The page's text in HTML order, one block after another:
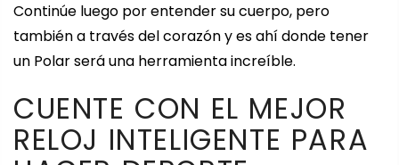
Continúe luego por entender su cuerpo, pero
también a través del corazón y es ahí donde tener
un Polar será una herramienta increíble.
CUENTE CON EL MEJOR
RELOJ INTELIGENTE PARA